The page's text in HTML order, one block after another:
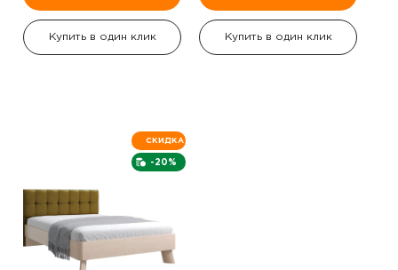
Купить в один клик Купить в один клик
-20%
СКИДКА